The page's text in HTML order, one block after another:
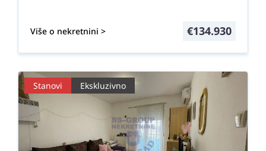
Više o nekretnini > €134.930
Stanovi Ekskluzivno